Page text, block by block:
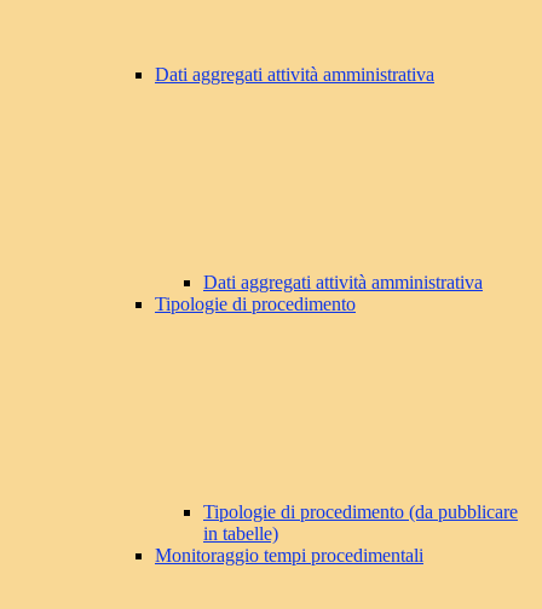
Dati aggregati attività amministrativa
Dati aggregati attività amministrativa
Tipologie di procedimento
Tipologie di procedimento (da pubblicare
in tabelle)
Monitoraggio tempi procedimentali